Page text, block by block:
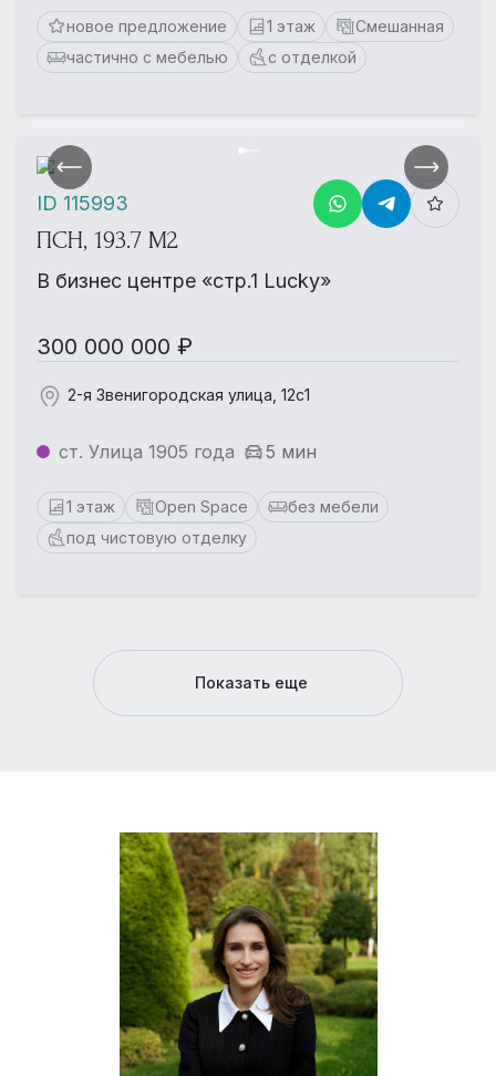
новое предложение 1 этаж
Смешанная
частично с мебелью
с отделкой
ПСН, 193.7 М2
В бизнес центре «стр.1 Lucky»
300 000 000 ₽
2-я Звенигородская улица, 12с1
ст. Улица 1905 года 5 мин
1 этаж Open Space
без мебели
под чистовую отделку
ID 115993
Показать еще